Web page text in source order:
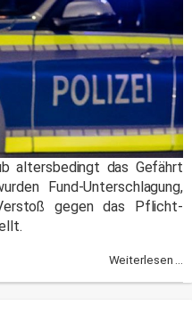
altersbedingt das Gefährt
Fund-Unterschlagung,
gegen das Pflicht-
Weiterlesen ...